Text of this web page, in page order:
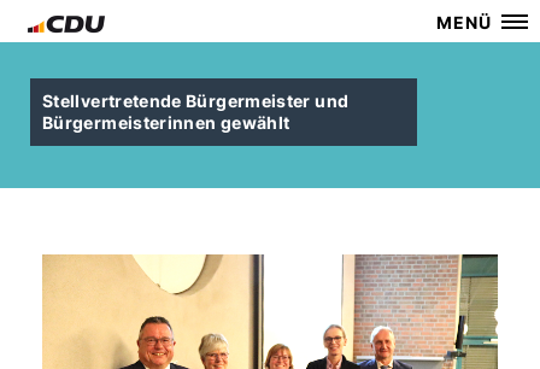
MENÜ
Stellvertretende Bürgermeister und
Bürgermeisterinnen gewählt